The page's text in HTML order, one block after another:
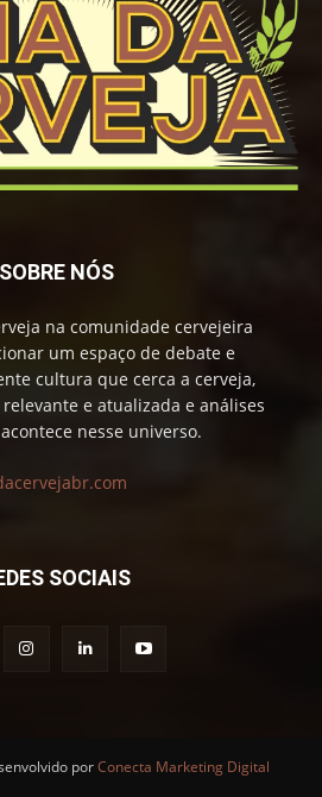
SOBRE NÓS
na comunidade cervejeira
um espaço de debate e
cultura que cerca a cerveja,
e atualizada e análises
nesse universo.
SOCIAIS
porConecta Marketing Digital